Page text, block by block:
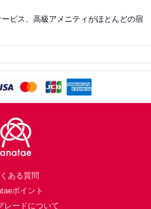
ビス、高級アメニティがほとんどの宿
ある質問
ポイント
レードについて